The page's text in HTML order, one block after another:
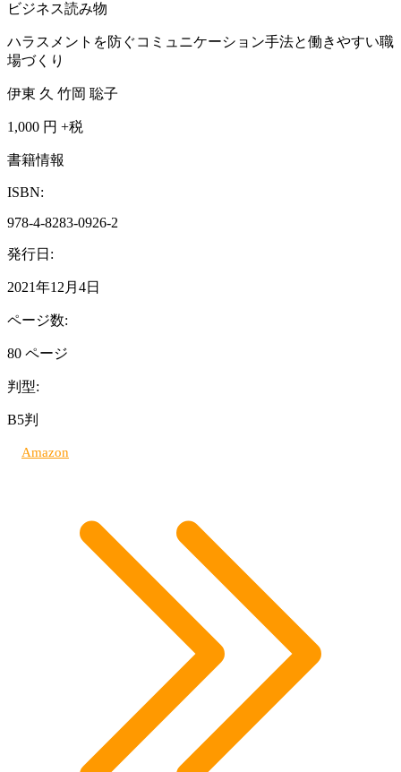
ビジネス読み物
ハラスメントを防ぐコミュニケーション手法と働きやすい職
場づくり
伊東 久 竹岡 聡子
1,000 円 +税
書籍情報
ISBN:
978-4-8283-0926-2
発行日:
2021年12月4日
ページ数:
80 ページ
判型:
B5判
Amazon